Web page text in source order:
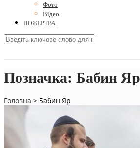
Фото
Відео
ПОЖЕРТВА
Позначка: Бабин Яр
Головна > Бабин Яр